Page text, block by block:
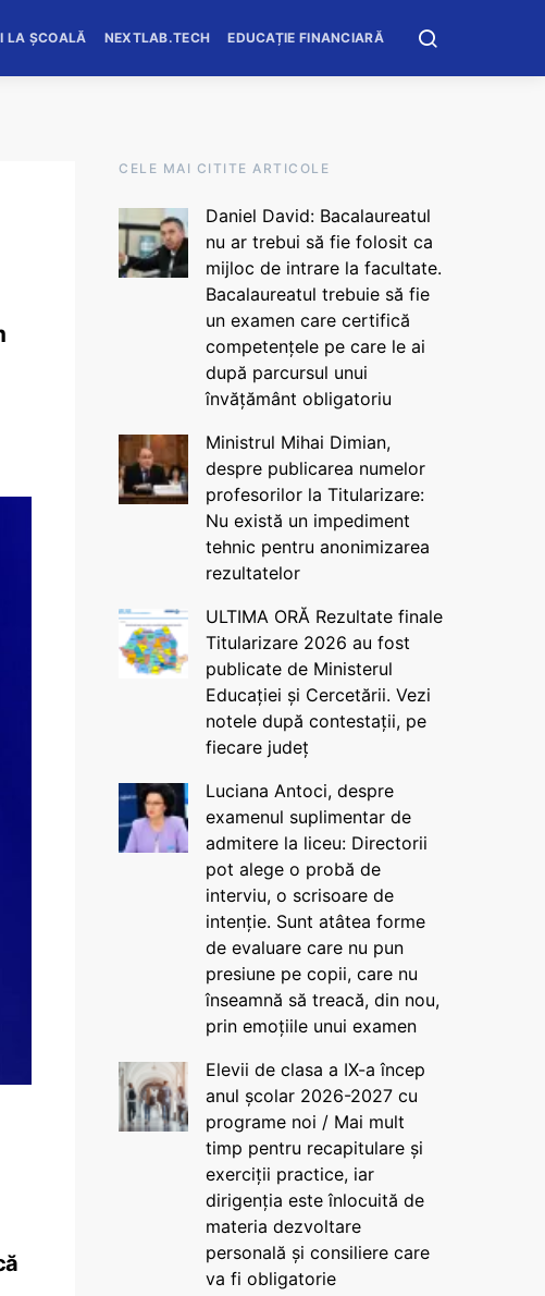
LA ȘCOALĂ NEXTLAB.TECH EDUCAȚIE FINANCIARĂ
CELE MAI CITITE ARTICOLE
Daniel David: Bacalaureatul
nu ar trebui să fie folosit ca
mijloc de intrare la facultate.
Bacalaureatul trebuie să fie
un examen care certifică
competențele pe care le ai
după parcursul unui
învățământ obligatoriu
Ministrul Mihai Dimian,
despre publicarea numelor
profesorilor la Titularizare:
Nu există un impediment
tehnic pentru anonimizarea
rezultatelor
ULTIMA ORĂ Rezultate finale
Titularizare 2026 au fost
publicate de Ministerul
Educației și Cercetării. Vezi
notele după contestații, pe
fiecare județ
Luciana Antoci, despre
examenul suplimentar de
admitere la liceu: Directorii
pot alege o probă de
interviu, o scrisoare de
intenție. Sunt atâtea forme
de evaluare care nu pun
presiune pe copii, care nu
înseamnă să treacă, din nou,
prin emoțiile unui examen
Elevii de clasa a IX-a încep
anul școlar 2026-2027 cu
programe noi / Mai mult
timp pentru recapitulare și
exerciții practice, iar
dirigenția este înlocuită de
materia dezvoltare
personală și consiliere care
va fi obligatorie